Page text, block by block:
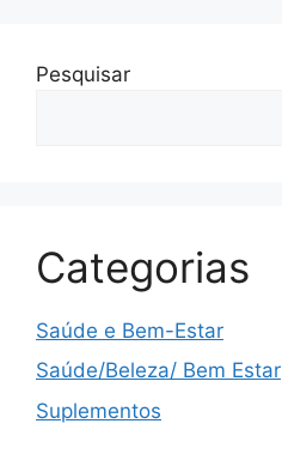
Pesquisar
Categorias
Saúde e Bem-Estar
Saúde/Beleza/ Bem Estar
Suplementos